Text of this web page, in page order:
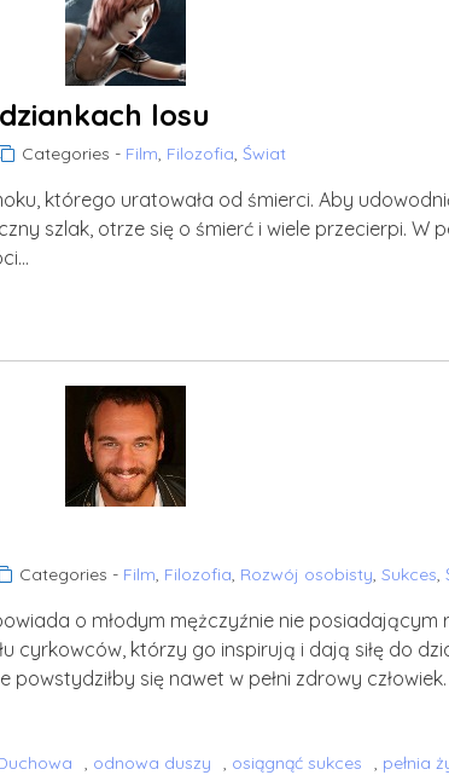
losu
Categories - Film, Filozofia, Świat
którego uratowała od śmierci. Aby
szlak, otrze się o śmierć i wiele przecierpi. W
Categories - Film, Filozofia, Rozwój osobisty, Sukces,
o młodym mężczyźnie nie posiadającym
cyrkowców, którzy go inspirują i dają siłę do
się nawet w pełni zdrowy
, odnowa duszy , osiągnąć sukces , pełnia